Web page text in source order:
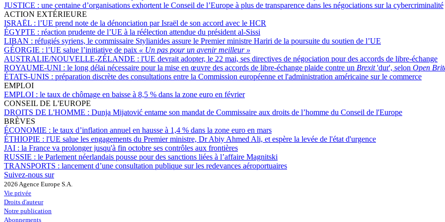
JUSTICE : une centaine d’organisations exhortent le Conseil de l’Europe à plus de transparence dans les négociations sur la cybercriminalité
ACTION EXTÉRIEURE
ISRAËL : l’UE prend note de la dénonciation par Israël de son accord avec le HCR
ÉGYPTE : réaction prudente de l’UE à la réélection attendue du président al-Sissi
LIBAN : réfugiés syriens, le commissaire Stylianides assure le Premier ministre Hariri de la poursuite du soutien de l’UE
GÉORGIE : l’UE salue l’initiative de paix « Un pas pour un avenir meilleur »
AUSTRALIE/NOUVELLE-ZÉLANDE : l'UE devrait adopter, le 22 mai, ses directives de négociation pour des accords de libre-échange
ROYAUME-UNI : le long délai nécessaire pour la mise en œuvre des accords de libre-échange plaide contre un Brexit'dur', selon Open
ÉTATS-UNIS : préparation discrète des consultations entre la Commission européenne et l'administration américaine sur le commerce
EMPLOI
EMPLOI : le taux de chômage en baisse à 8,5 % dans la zone euro en février
CONSEIL DE L'EUROPE
DROITS DE L'HOMME : Dunja Mijatović entame son mandat de Commissaire aux droits de l’homme du Conseil de l'Europe
BRÈVES
ÉCONOMIE : le taux d’inflation annuel en hausse à 1,4 % dans la zone euro en mars
ÉTHIOPIE : l'UE salue les engagements du Premier ministre, Dr Abiy Ahmed Ali, et espère la levée de l'état d'urgence
JAI : la France va prolonger jusqu'à fin octobre ses contrôles aux frontières
RUSSIE : le Parlement néerlandais pousse pour des sanctions liées à l’affaire Magnitski
TRANSPORTS : lancement d’une consultation publique sur les redevances aéroportuaires
Suivez-nous sur
2026 Agence Europe S.A.
Vie privée
Droits d'auteur
Notre publication
Abonnements